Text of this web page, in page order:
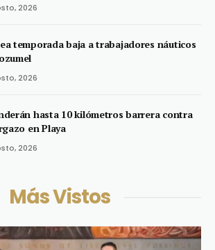
2026
temporada baja a trabajadores náuticos
2026
hasta 10 kilómetros barrera contra
en Playa
2026
Más Vistos